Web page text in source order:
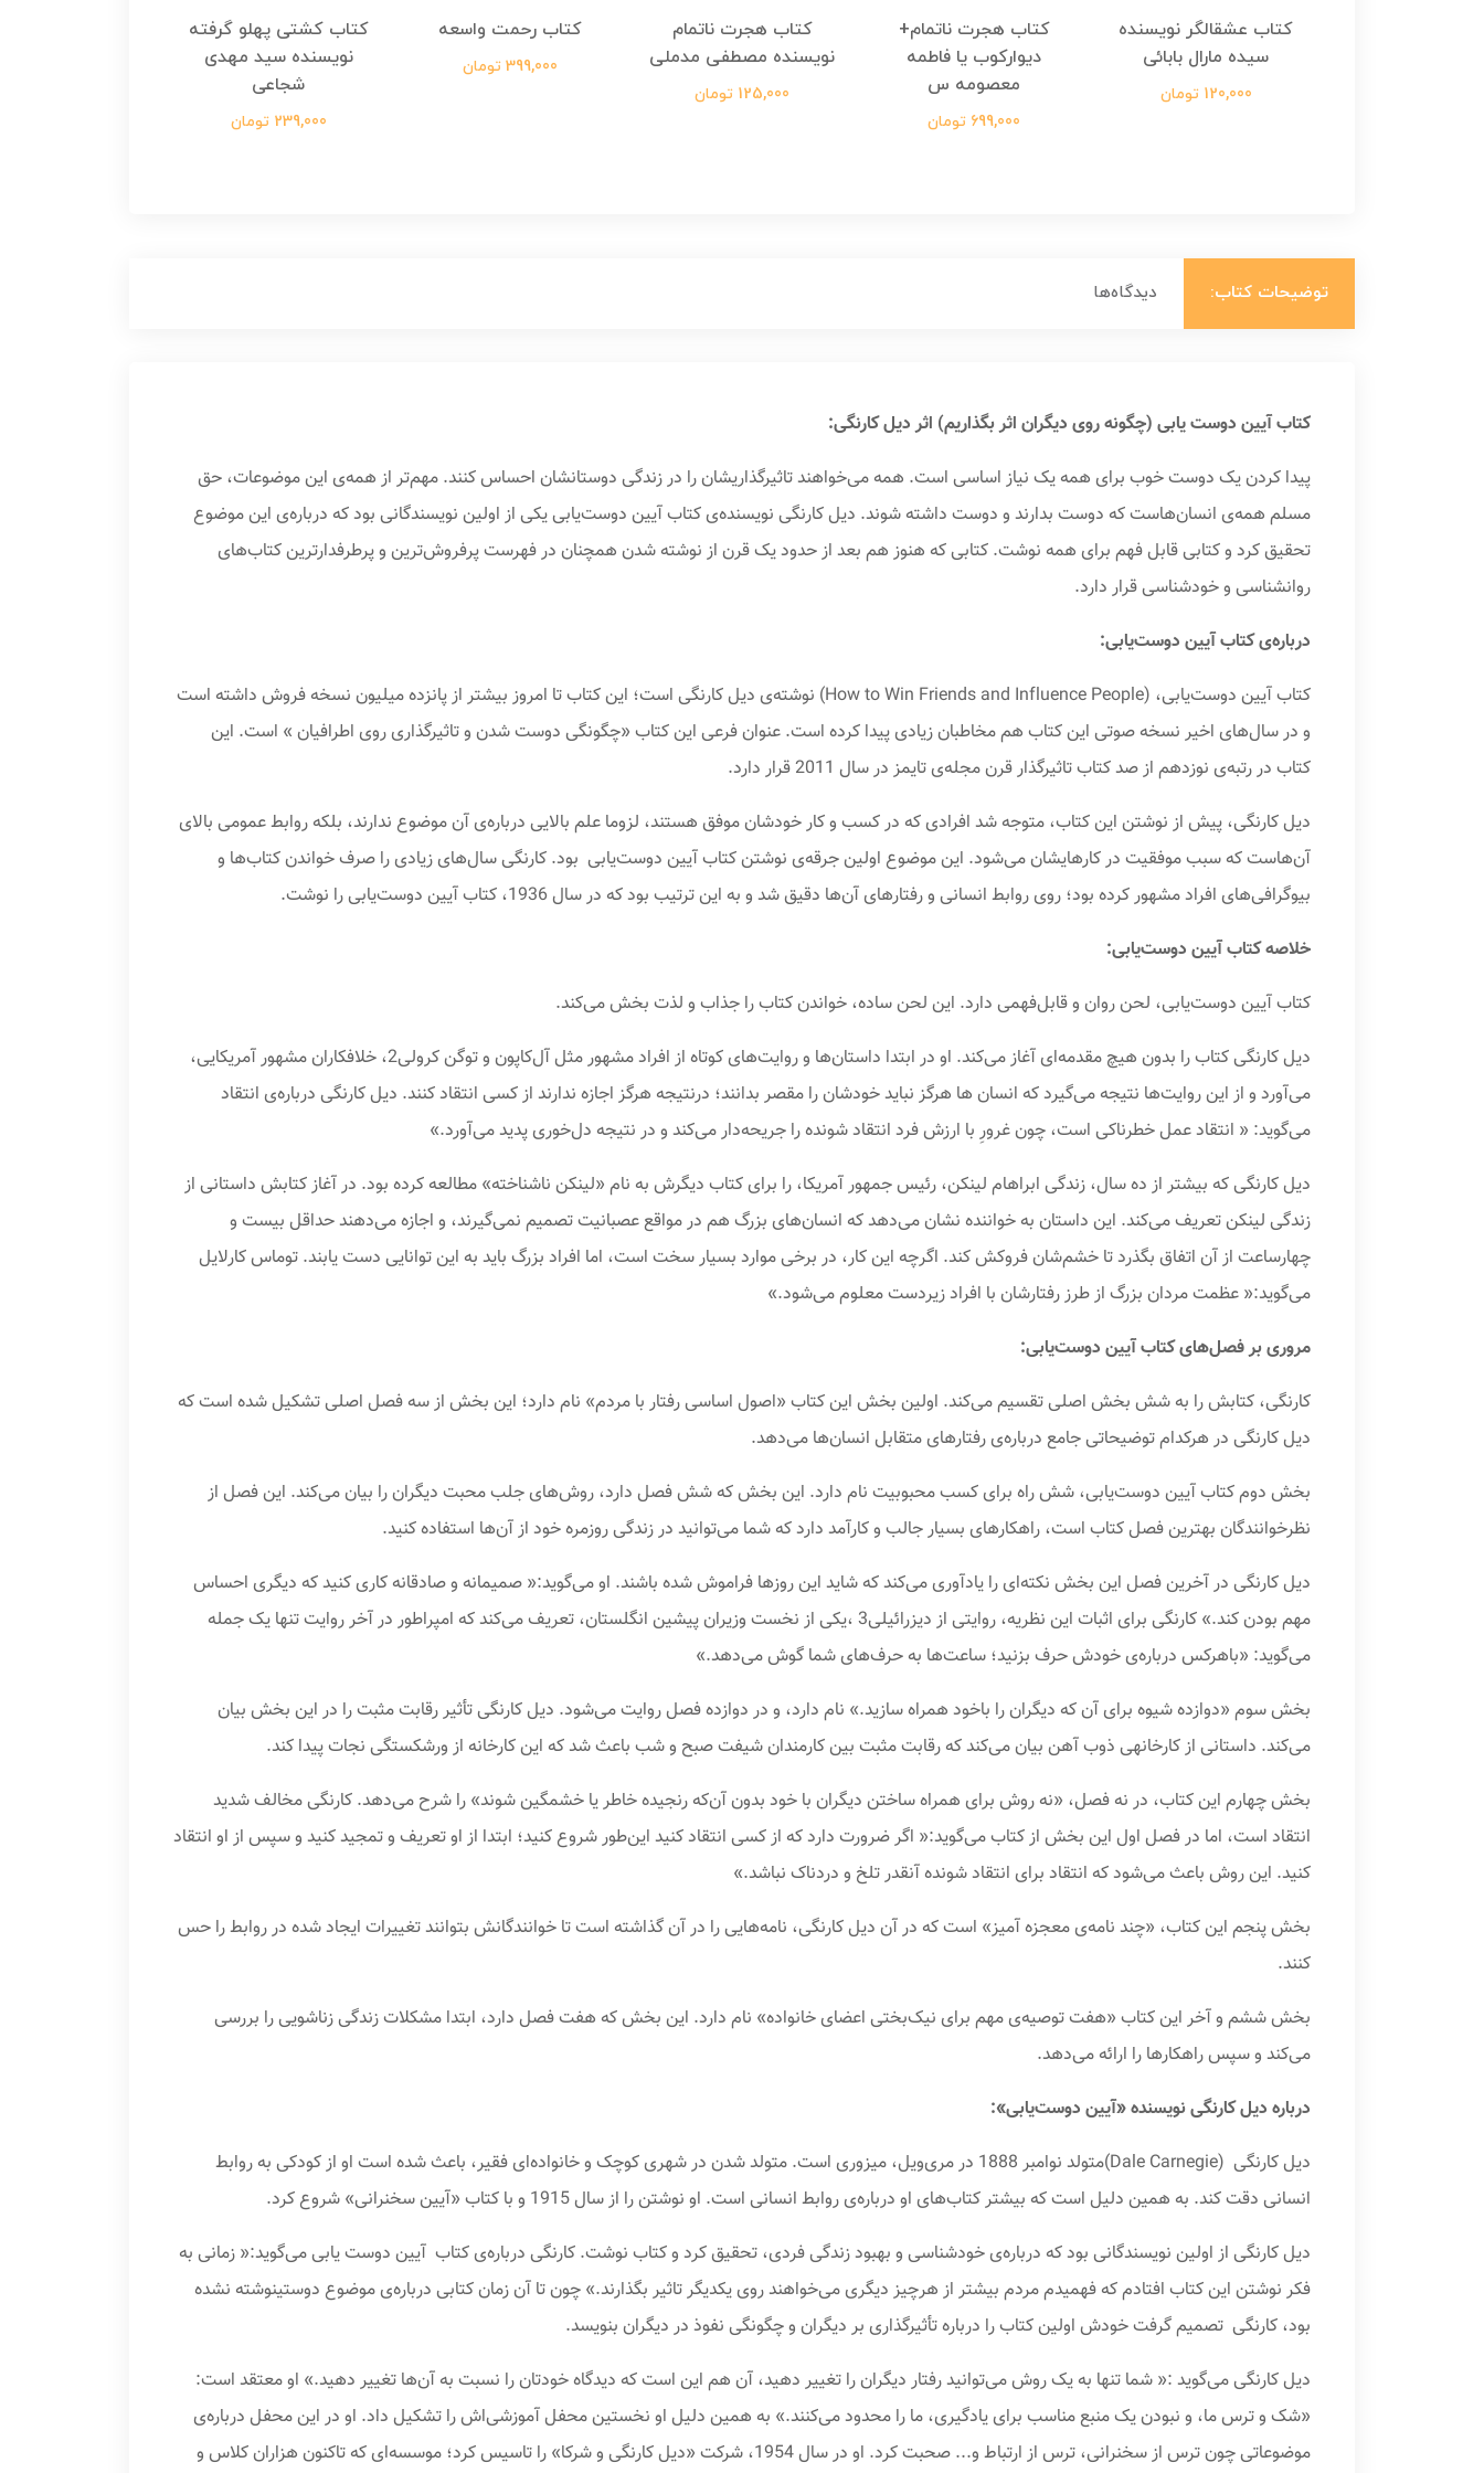
کتاب عشقالگر نویسنده
سیده مارال بابائی
120,000 تومان
کتاب هجرت ناتمام+
دیوارکوب یا فاطمه
معصومه س
699,000 تومان
کتاب هجرت ناتمام
نویسنده مصطفی مدملی
125,000 تومان
کتاب رحمت واسعه
399,000 تومان
کتاب کشتی پهلو گرفته
نویسنده سید مهدی
شجاعی
239,000 تومان
توضیحات کتاب: دیدگاه‌ها
کتاب آیین دوست یابی (چگونه روی دیگران اثر بگذاریم) اثر دیل کارنگی:
پیدا کردن یک دوست خوب برای همه‌ یک نیاز اساسی است. همه‌ می‌خواهند تاثیرگذاریشان را در زندگی دوستانشان احساس کنند. مهم‌تر از همه‌ی این موضوعات، حق
مسلم همه‌ی انسان‌هاست که دوست بدارند و دوست داشته شوند. دیل کارنگی نویسنده‌ی کتاب آیین دوست‌یابی یکی از اولین نویسندگانی بود که درباره‌ی این موضوع
تحقیق کرد و کتابی قابل فهم برای همه نوشت. کتابی که هنوز هم بعد از حدود یک قرن از نوشته شدن همچنان در فهرست پرفروش‌ترین و پرطرفدارترین کتاب‌های
روانشناسی و خودشناسی قرار دارد.
درباره‌ی کتاب آیین دوست‌یابی:
کتاب آیین دوست‌یابی، (How to Win Friends and Influence People) نوشته‌ی دیل کارنگی است؛ این کتاب تا امروز بیشتر از پانزده میلیون نسخه فروش داشته است
و در سال‌های اخیر نسخه صوتی این کتاب هم مخاطبان زیادی پیدا کرده است. عنوان فرعی این کتاب «چگونگی دوست شدن و تاثیرگذاری روی اطرافیان » است. این
کتاب در رتبه‌ی نوزدهم از صد کتاب تاثیرگذار قرن مجله‌ی تایمز در سال 2011 قرار دارد.
دیل کارنگی، پیش از نوشتن این کتاب، متوجه شد افرادی که در کسب و کار خودشان موفق هستند، لزوما علم بالایی درباره‌ی آن موضوع ندارند، بلکه روابط عمومی بالای
آن‌هاست که سبب موفقیت در کارهایشان می‌شود. این موضوع اولین جرقه‌ی نوشتن کتاب آیین دوست‌یابی بود. کارنگی سال‌های زیادی را صرف خواندن کتاب‌ها و
بیوگرافی‌های افراد مشهور کرده بود؛ روی روابط انسانی و رفتار‌های آن‌ها دقیق شد و به این ترتیب بود که در سال 1936، کتاب آیین دوست‌یابی را نوشت.
خلاصه‌ کتاب آیین دوست‌یابی:
کتاب آیین دوست‌یابی، لحن روان و قابل‌فهمی دارد. این لحن ساده، خواندن کتاب را جذاب و لذت بخش می‌کند.
دیل کارنگی کتاب را بدون هیچ مقدمه‌ای آغاز می‌کند. او در ابتدا داستان‌ها و روایت‌های کوتاه از افراد مشهور مثل آل‌کاپون و توگن کرولی2، خلافکاران مشهور آمریکایی،
می‌آورد و از این روایت‌ها نتیجه می‌گیرد که انسان ها هرگز نباید خودشان را مقصر بدانند؛ درنتیجه هرگز اجازه ندارند از کسی انتقاد کنند. دیل کارنگی درباره‌ی انتقاد
می‌گوید: « انتقاد عمل خطرناکی است، چون غرورِ با ارزش فرد انتقاد شونده را جریحه‌دار می‌کند و در نتیجه دل‌خوری پدید می‌آورد.»
دیل‌ کارنگی که بیشتر از ده سال، زندگی ابراهام لینکن، رئیس جمهور آمریکا، را برای کتاب دیگرش به نام «لینکن ناشناخته» مطالعه کرده بود. در آغاز کتابش داستانی از
زندگی لینکن تعریف می‌کند. این داستان به خواننده نشان می‌دهد که انسان‌های بزرگ هم در مواقع عصبانیت تصمیم نمی‌گیرند، و اجازه می‌دهند حداقل بیست و
چهارساعت از آن اتفاق بگذرد تا خشم‌شان فروکش کند. اگرچه این کار، در برخی موارد بسیار سخت است، اما افراد بزرگ باید به این توانایی دست یابند. توماس کارلایل
می‌گوید:« عظمت مردان بزرگ از طرز رفتارشان با افراد زیردست معلوم می‌شود.»
مروری بر فصل‌های کتاب آیین دوست‌یابی:
کارنگی‌، کتابش را به شش بخش اصلی تقسیم می‌کند. اولین بخش این کتاب «اصول اساسی رفتار با مردم» نام دارد؛ این بخش از سه فصل اصلی تشکیل شده است که
دیل کارنگی در هرکدام توضیحاتی جامع درباره‌ی رفتارهای متقابل انسان‌ها می‌دهد.
بخش دوم کتاب آیین دوست‌یابی، شش راه برای کسب محبوبیت نام دارد. این بخش که شش فصل دارد، روش‌های جلب محبت دیگران را بیان می‌کند. این فصل از
نظرخوانندگان بهترین فصل کتاب است، راهکارهای بسیار جالب و کارآمد دارد که شما می‌توانید در زندگی روزمره خود از آن‌ها استفاده کنید.
دیل کارنگی در آخرین فصل این بخش نکته‌ای را یادآوری می‌کند که شاید این‌ روزها فراموش شده باشند. او می‌گوید:« صمیمانه و صادقانه کاری کنید که دیگری احساس
مهم بودن کند.» کارنگی برای اثبات این نظریه، روایتی از دیزرائیلی3 ،یکی از نخست وزیران پیشین انگلستان، تعریف می‌کند که امپراطور در آخر روایت تنها یک جمله
می‌گوید: «باهرکس درباره‌ی خودش حرف بزنید؛ ساعت‌ها به حرف‌های شما گوش می‌دهد.»
بخش سوم «دوازده شیوه برای آن که دیگران را باخود همراه سازید.» نام دارد، و در دوازده فصل روایت می‌شود. دیل کارنگی تأثیر رقابت مثبت را در این بخش بیان
می‌کند. داستانی از کارخانه‎ی ذوب آهن بیان می‌کند که رقابت مثبت بین کارمندان شیفت صبح و شب باعث شد که این کارخانه از ورشکستگی نجات پیدا کند.
بخش چهارم این کتاب، در نه فصل، «نه روش برای همراه ساختن دیگران با خود بدون آن‌که رنجیده خاطر یا خشمگین شوند» را شرح می‌دهد. کارنگی مخالف شدید
انتقاد است، اما در فصل اول این بخش از کتاب می‌گوید:« اگر ضرورت دارد که از کسی انتقاد کنید این‌طور شروع کنید؛ ابتدا از او تعریف و تمجید کنید و سپس از او انتقاد
کنید. این روش باعث می‌شود که انتقاد برای انتقاد شونده آنقدر تلخ و دردناک نباشد.»
بخش پنجم این کتاب، «چند نامه‌ی معجزه آمیز» است که در آن دیل کارنگی، نامه‌هایی را در آن‌ گذاشته است تا خوانندگانش بتوانند تغییرات ایجاد شده در روابط را حس
کنند.
بخش ششم و آخر این کتاب «هفت توصیه‌ی مهم برای نیک‌بختی اعضای خانواده» نام دارد. این بخش که هفت فصل دارد، ابتدا مشکلات زندگی زناشویی را بررسی
می‌کند و سپس راهکار‌ها را ارائه می‌دهد.
درباره دیل کارنگی نویسنده‌ «آیین دوست‌یابی»:
دیل کارنگی (Dale Carnegie)متولد نوامبر 1888 در مری‌ویل، میزوری است. متولد شدن در شهری کوچک و خانواده‌ای فقیر، باعث شده است او از کودکی به روابط
انسانی دقت کند. به همین دلیل است که بیشتر کتاب‌های او درباره‌ی روابط انسانی است. او نوشتن را از سال 1915 و با کتاب «آیین سخنرانی» شروع کرد.
دیل کارنگی از اولین نویسندگانی بود که درباره‌ی خودشناسی و بهبود زندگی فردی، تحقیق کرد و کتاب نوشت. کارنگی درباره‌ی کتاب آیین دوست یابی می‌گوید:« زمانی به
فکر نوشتن این کتاب افتادم که فهمیدم مردم بیشتر از هرچیز دیگری می‌خواهند روی یکدیگر تاثیر بگذارند.» چون تا آن زمان کتابی درباره‌ی موضوع دوستینوشته نشده
بود، کارنگی تصمیم گرفت خودش اولین کتاب را درباره تأثیرگذاری بر دیگران و چگونگی نفوذ در دیگران بنویسد.
دیل کارنگی می‌گوید :« شما تنها به یک روش می‌توانید رفتار دیگران را تغییر دهید، آن هم این است که دیدگاه خودتان را نسبت به آن‌ها تغییر دهید.» او معتقد است:
«شک و ترس‌ ما، و نبودن یک منبع مناسب برای یادگیری، ما را محدود می‌کنند.» به همین دلیل او نخستین محفل آموزشی‌اش را تشکیل داد. او در این محفل درباره‌ی
موضوعاتی چون ترس از سخنرانی، ترس از ارتباط و... صحبت کرد. او در سال 1954، شرکت «دیل کارنگی و شرکا» را تاسیس کرد؛ موسسه‌ای که تاکنون هزاران کلاس و